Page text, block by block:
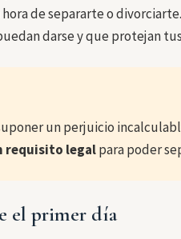
de separarte o
darse y que protejan
un perjuicio
requisito legalpara poder
el primer día